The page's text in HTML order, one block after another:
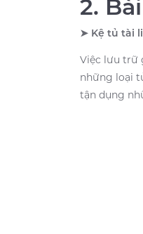
2.
➤ Kệ tủ tài
Việc lưu trữ
những loại
tận dụng